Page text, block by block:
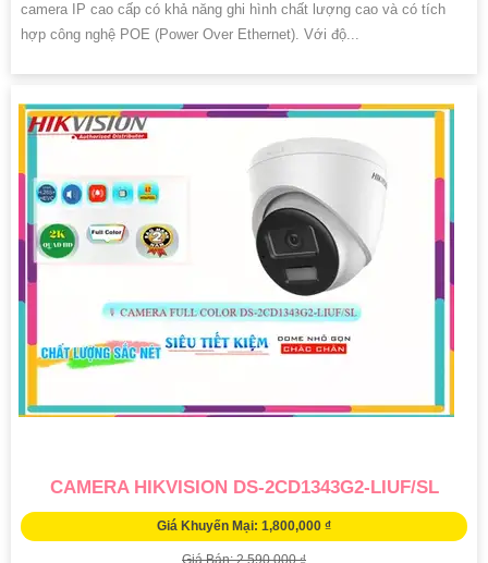
camera IP cao cấp có khả năng ghi hình chất lượng cao và có tích
hợp công nghệ POE (Power Over Ethernet). Với độ...
CAMERA HIKVISION DS-2CD1343G2-LIUF/SL
Giá Khuyến Mại: 1,800,000 ₫
Giá Bán: 2,590,000 ₫